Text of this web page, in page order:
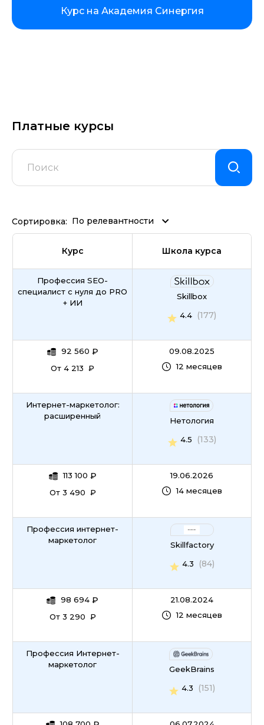
Курс на Академия Синергия
Платные курсы
Сортировка: По релевантности
Курс Школа курса
Профессия SEO-
специалист c нуля до PRO
+ ИИ
92 560 ₽
От 4 213 ₽
Skillbox
4.4
(177)
09.08.2025
12 месяцев
Интернет-маркетолог:
расширенный
113 100 ₽
От 3 490 ₽
Нетология
4.5
(133)
19.06.2026
14 месяцев
Профессия интернет-
маркетолог
98 694 ₽
От 3 290 ₽
Skillfactory
4.3
(84)
21.08.2024
12 месяцев
Профессия Интернет-
маркетолог
GeekBrains
4.3
(151)